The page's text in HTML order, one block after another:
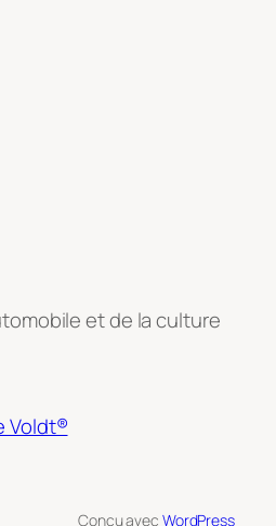
et de la culture
Voldt®
Conçu avec WordPress